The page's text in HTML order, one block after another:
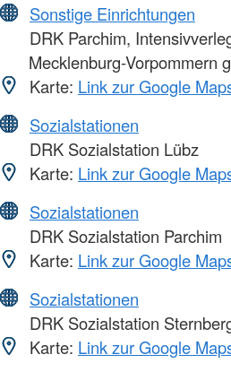
Sonstige Einrichtungen
DRK Parchim,
Mecklenburg-Vorpommern
Karte: Link zur Google
Sozialstationen
DRK Sozialstation Lübz
Karte: Link zur Google
Sozialstationen
DRK Sozialstation Parchim
Karte: Link zur Google
Sozialstationen
DRK Sozialstation
Karte: Link zur Google